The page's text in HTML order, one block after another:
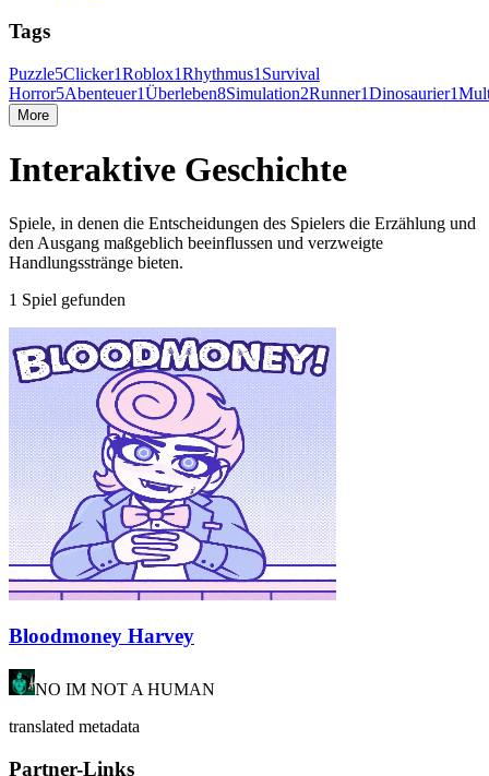
Tags
Puzzle5Clicker1Roblox1Rhythmus1 Survival
Horror5Abenteuer1Überleben8Simulation2Runner1Dinosaurier1
More
Interaktive Geschichte
Spiele, in denen die Entscheidungen des Spielers die Erzählung und
den Ausgang maßgeblich beeinflussen und verzweigte
Handlungsstränge bieten.
1 Spiel gefunden
Bloodmoney Harvey
NO IM NOT A HUMAN
translated metadata
Partner-Links